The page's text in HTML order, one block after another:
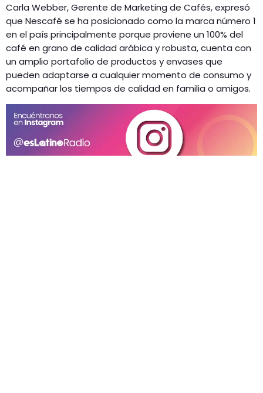
Carla Webber, Gerente de Marketing de Cafés, expresó
que Nescafé se ha posicionado como la marca número 1
en el país principalmente porque proviene un 100% del
café en grano de calidad arábica y robusta, cuenta con
un amplio portafolio de productos y envases que
pueden adaptarse a cualquier momento de consumo y
acompañar los tiempos de calidad en familia o amigos.